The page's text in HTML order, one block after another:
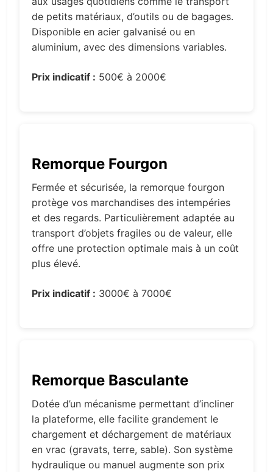
de petits matériaux, d’outils ou de bagages.
Disponible en acier galvanisé ou en
aluminium, avec des dimensions variables.
Prix indicatif : 500€ à 2000€
Remorque Fourgon
Fermée et sécurisée, la remorque fourgon
protège vos marchandises des intempéries
et des regards. Particulièrement adaptée au
transport d’objets fragiles ou de valeur, elle
offre une protection optimale mais à un coût
plus élevé.
Prix indicatif : 3000€ à 7000€
Remorque Basculante
Dotée d’un mécanisme permettant d’incliner
la plateforme, elle facilite grandement le
chargement et déchargement de matériaux
en vrac (gravats, terre, sable). Son système
hydraulique ou manuel augmente son prix